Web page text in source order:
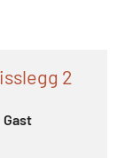
2
Gast